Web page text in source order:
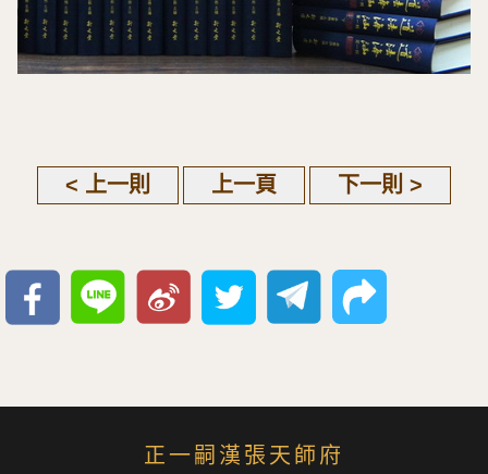
< 上一則 上一頁 下一則 >
正一嗣漢張天師府